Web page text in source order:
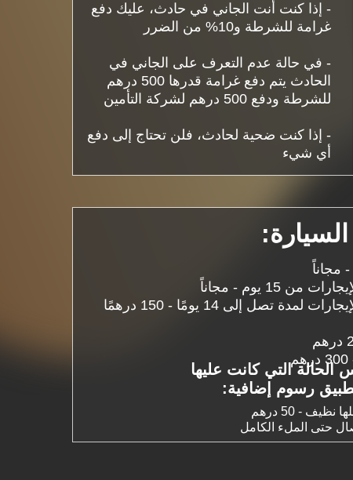
- إذا كنت أنت الجاني في حادث، عليك دفع
غرامة للشرطة و10% من الضرر
- في حالة عدم التعرف على الجاني في
الحادث يتم دفع غرامة قدرها 500 درهم
للشرطة ودفع 500 درهم لشركة التأمين
- إذا كنت ضحية لحادث، فلن تحتاج إلى دفع
أي شيء
- التوصيل داخل - دبي للإيجارات لمدة تصل إلى 14 يومًا - 150 درهمًا
الحالة التي كانت عليها
رسوم إضافية: